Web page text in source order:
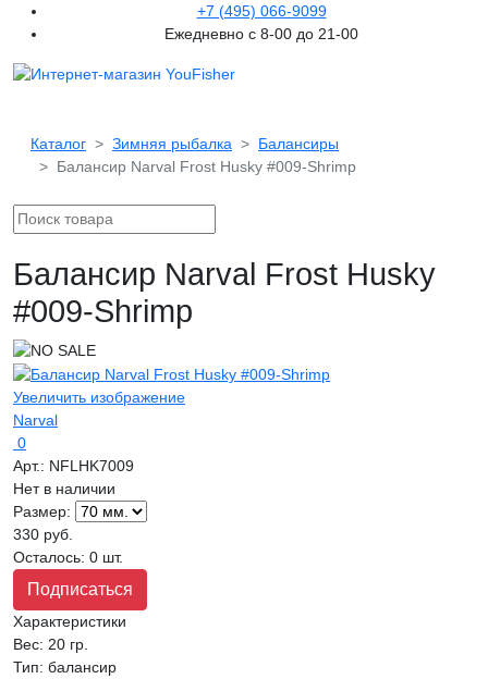
+7 (495) 066-9099
Ежедневно с 8-00 до 21-00
Каталог Зимняя рыбалка
Балансиры
Балансир Narval Frost Husky #009-Shrimp
Балансир Narval Frost Husky
#009-Shrimp
Увеличить изображение
Narval
0
Арт.: NFLHK7009
Нет в наличии
Размер:
330 руб.
Осталось: 0 шт.
Подписаться
Характеристики
Вес: 20 гр.
Тип: балансир